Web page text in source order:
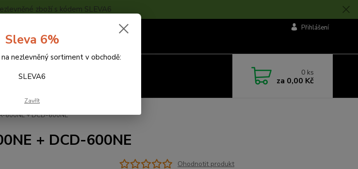
zboží s kódem SLEVA6
Přihlášení
Hledat 0 ks
za 0,00 Kč
600NE + DCD-600NE
+ DCD-600NE
Ohodnotit produkt
Sleva 6%
nezlevněný sortiment v obchodě:
SLEVA6
Zavřít